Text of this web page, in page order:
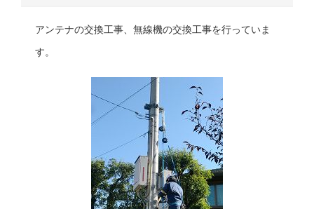
アンテナの交換工事、無線機の交換工事を行っていま
す。